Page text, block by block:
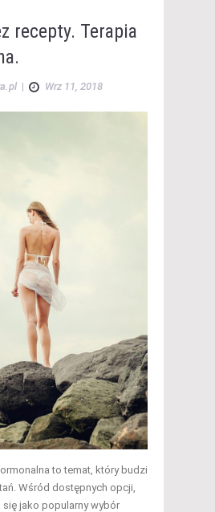
recepty. Terapia
| Wrz 11, 2018
to temat, który budzi
Wśród dostępnych opcji,
się jako popularny wybór